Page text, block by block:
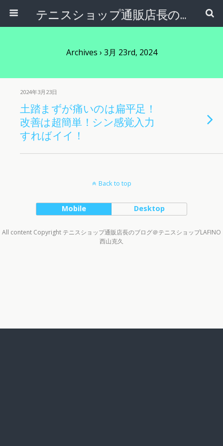
テニスショップ通販店長のブログ＠テニスショップLAFINO 西山克久
Archives › 3月 23rd, 2024
2024年3月23日
土踏まずが痛いのは扁平足！
改善は超簡単！シン感覚入力
すればイイ！
Back to top
Mobile Desktop
All content Copyright テニスショップ通販店長のブログ＠テニスショップLAFINO
西山克久